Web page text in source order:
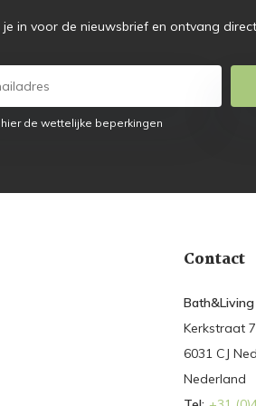
je in voor de nieuwsbrief en ontvang
de wettelijke beperkingen
Contact
Bath&Living
Kerkstraat
6031 CJ
Nederland